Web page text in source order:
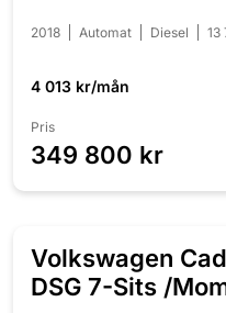
2018 Automat Diesel 13
4 013 kr/mån
Pris
349 800 kr
Volkswagen
DSG 7-Sits /